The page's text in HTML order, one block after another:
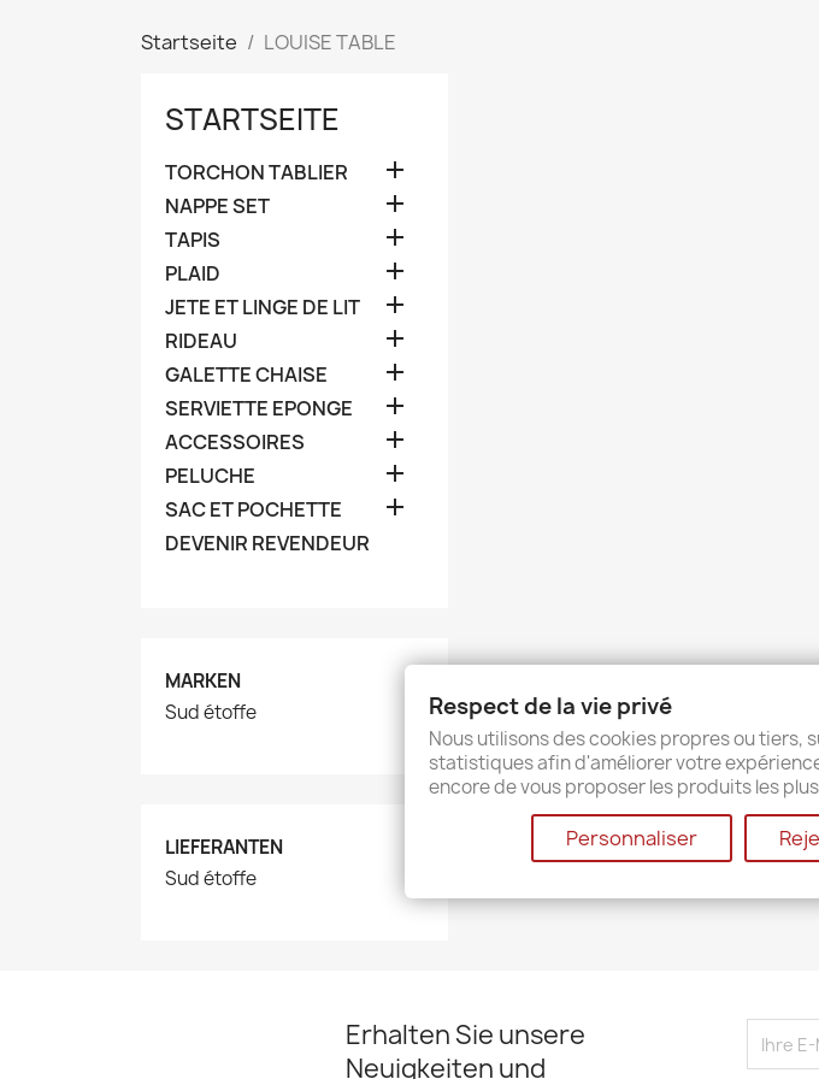
Startseite LOUISE TABLE
STARTSEITE
TORCHON TABLIER 
NAPPE SET 
TAPIS 
PLAID 
JETE ET LINGE DE LIT 
RIDEAU 
GALETTE CHAISE 
SERVIETTE EPONGE 
ACCESSOIRES 
PELUCHE 
SAC ET POCHETTE 
DEVENIR REVENDEUR
MARKEN
Sud étoffe
LIEFERANTEN
Sud étoffe
Erhalten Sie unsere
Neuigkeiten und
Respect de la vie privé
Nous utilisons des cookies propres ou
statistiques afin d'améliorer votre
encore de vous proposer les produits les
Personnaliser